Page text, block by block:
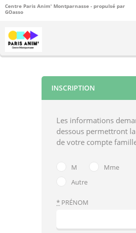
Centre Paris Anim' Montparnasse - propulsé par
GOasso
INSCRIPTION
Les informations
dessous permettront
de votre compte
M
Mme
Autre
* PRÉNOM